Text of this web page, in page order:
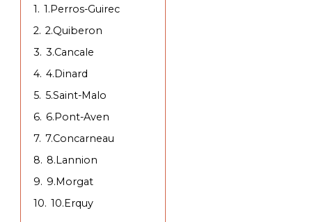
1. 1.Perros-Guirec
2. 2.Quiberon
3. 3.Cancale
4. 4.Dinard
5. 5.Saint-Malo
6. 6.Pont-Aven
7. 7.Concarneau
8. 8.Lannion
9. 9.Morgat
10. 10.Erquy